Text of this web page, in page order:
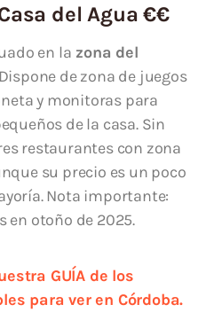
del Agua €€
en la zona del
de zona de juegos
y monitoras para
de la casa. Sin
restaurantes con zona
su precio es un poco
Nota importante:
en otoño de 2025.
GUÍA de los
para ver en Córdoba.